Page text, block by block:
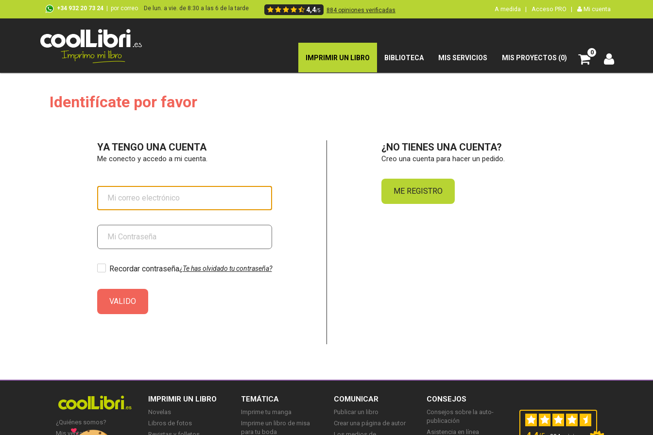
+34 932 20 73 24 por correo De lun. a vie. de 8:30 a las 6 de la tarde 4,4/5 884 opiniones verificadas A medida | Acceso PRO | Mi cuenta
IMPRIMIR UN LIBRO BIBLIOTECA MIS SERVICIOS MIS PROYECTOS (0)
0
Identifícate por favor
YA TENGO UNA CUENTA
Me conecto y accedo a mi cuenta.
Recordar contraseña¿Te has olvidado tu contraseña?
VALIDO
¿NO TIENES UNA CUENTA?
Creo una cuenta para hacer un pedido.
ME REGISTRO
¿Quiénes somos?
Mis ventajas
IMPRIMIR UN LIBRO
Novelas
Libros de fotos
TEMÁTICA
Imprime tu manga
Imprime un libro de misa
para tu boda
COMUNICAR
Publicar un libro
Crear una página de autor
CONSEJOS
Consejos sobre la auto-
publicación
Asistencia en línea